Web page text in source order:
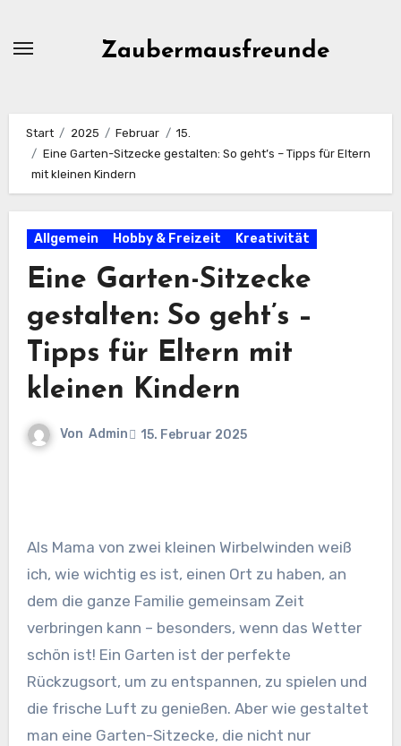
Zaubermausfreunde
Start 2025 Februar
15.
Eine Garten-Sitzecke gestalten: So geht’s – Tipps für Eltern
mit kleinen Kindern
Allgemein Hobby & Freizeit Kreativität
Eine Garten-Sitzecke
gestalten: So geht’s –
Tipps für Eltern mit
kleinen Kindern
Von Admin 15. Februar 2025
Als Mama von zwei kleinen Wirbelwinden weiß
ich, wie wichtig es ist, einen Ort zu haben, an
dem die ganze Familie gemeinsam Zeit
verbringen kann – besonders, wenn das Wetter
schön ist! Ein Garten ist der perfekte
Rückzugsort, um zu entspannen, zu spielen und
die frische Luft zu genießen. Aber wie gestaltet
man eine Garten-Sitzecke, die nicht nur